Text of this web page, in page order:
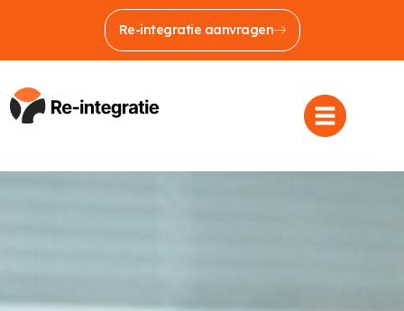
Re-integratie aanvragen